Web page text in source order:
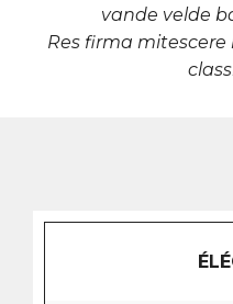
vande velde
Res firma